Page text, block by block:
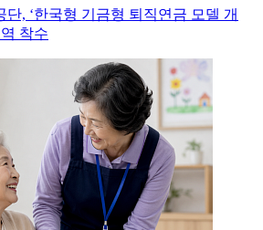
단, ‘한국형 기금형 퇴직연금 모델 개
착수